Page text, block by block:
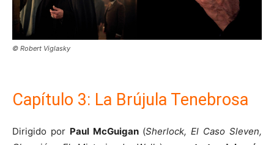
© Robert Viglasky
Capítulo 3: La Brújula Tenebrosa
Dirigido por Paul McGuigan(Sherlock, El Caso Sleven,